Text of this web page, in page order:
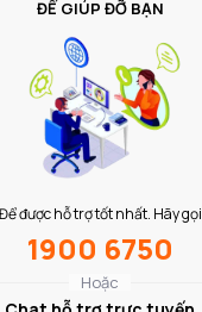
ĐỂ GIÚP ĐỠ BẠN
Để được hỗ trợ tốt nhất. Hãy gọi
1900 6750
Hoặc